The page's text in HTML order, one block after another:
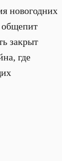
новогодних
общепит
закрыт
где